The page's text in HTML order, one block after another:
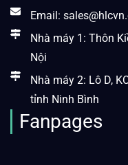
Email:
Nhà máy 1: Thôn
Nội
Nhà máy 2: Lô D,
tỉnh Ninh Bình
Fanpages